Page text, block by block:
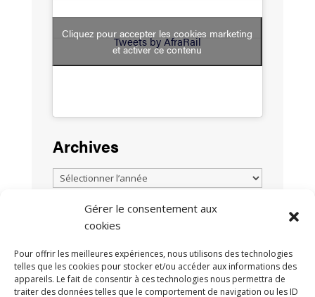
Gérer le consentement aux
cookies
Pour offrir les meilleures expériences, nous utilisons des technologies
telles que les cookies pour stocker et/ou accéder aux informations des
appareils. Le fait de consentir à ces technologies nous permettra de
traiter des données telles que le comportement de navigation ou les ID
Tweets by AfraRail
Cliquez pour accepter les cookies marketing
et activer ce contenu
Archives
TOUTES LES ACTUALITÉS